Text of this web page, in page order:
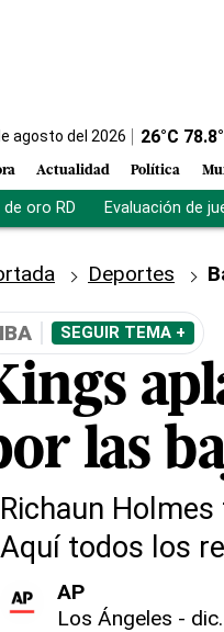
agosto del 2026 26°C 78.8
Actualidad Política
de oro RD Evaluación de
Deportes
SEGUIR TEMA +
las
Richaun
Aquí todos los
AP
Los Ángeles -